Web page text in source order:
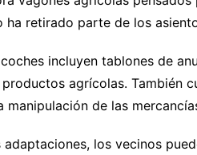
ha retirado parte de los
incluyen tablones de
agrícolas. También
manipulación de las
adaptaciones, los vecinos